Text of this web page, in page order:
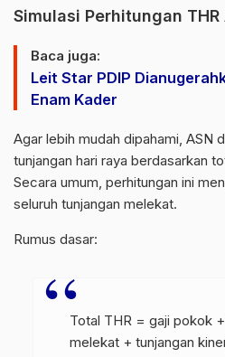
Simulasi Perhitungan THR
Baca juga:
Leit Star PDIP
Enam Kader
Agar lebih mudah dipahami, ASN
tunjangan hari raya berdasarkan
Secara umum, perhitungan ini
seluruh tunjangan melekat.
Rumus dasar:
Total THR = gaji pokok
melekat + tunjangan